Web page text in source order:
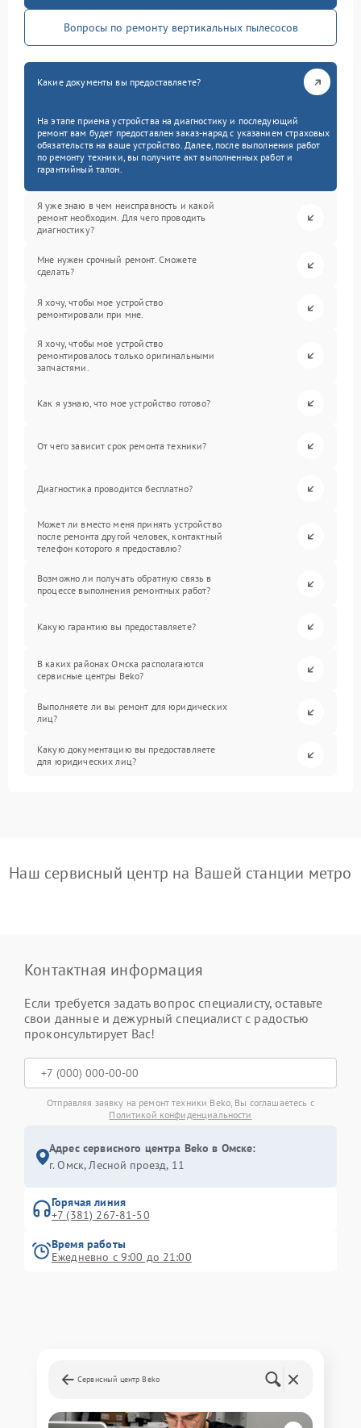
Вопросы по ремонту вертикальных пылесосов
Какие документы вы предоставляете?
На этапе приема устройства на диагностику и последующий
ремонт вам будет предоставлен заказ-наряд с указанием страховых
обязательств на ваше устройство. Далее, после выполнения работ
по ремонту техники, вы получите акт выполненных работ и
гарантийный талон.
Я уже знаю в чем неисправность и какой
ремонт необходим. Для чего проводить
диагностику?
Мне нужен срочный ремонт. Сможете
сделать?
Я хочу, чтобы мое устройство
ремонтировали при мне.
Я хочу, чтобы мое устройство
ремонтировалось только оригинальными
запчастями.
Как я узнаю, что мое устройство готово?
От чего зависит срок ремонта техники?
Диагностика проводится бесплатно?
Может ли вместо меня принять устройство
после ремонта другой человек, контактный
телефон которого я предоставлю?
Возможно ли получать обратную связь в
процессе выполнения ремонтных работ?
Какую гарантию вы предоставляете?
В каких районах Омска располагаются
сервисные центры Beko?
Выполняете ли вы ремонт для юридических
лиц?
Какую документацию вы предоставляете
для юридических лиц?
Наш сервисный центр на Вашей станции метро
Контактная информация
Если требуется задать вопрос специалисту, оставьте
свои данные и дежурный специалист с радостью
проконсультирует Вас!
Отправляя заявку на ремонт техники Beko, Вы соглашаетесь с
Политикой конфиденциальности
Адрес сервисного центра Beko в Омске:
г. Омск, ​Лесной проезд, 11
Горячая линия
+7 (381) 267-81-50
Время работы
Ежедневно с 9:00 до 21:00
Сервисный центр Beko